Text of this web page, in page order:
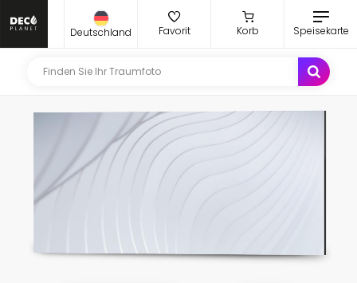
Deutschland Favorit Korb Speisekarte